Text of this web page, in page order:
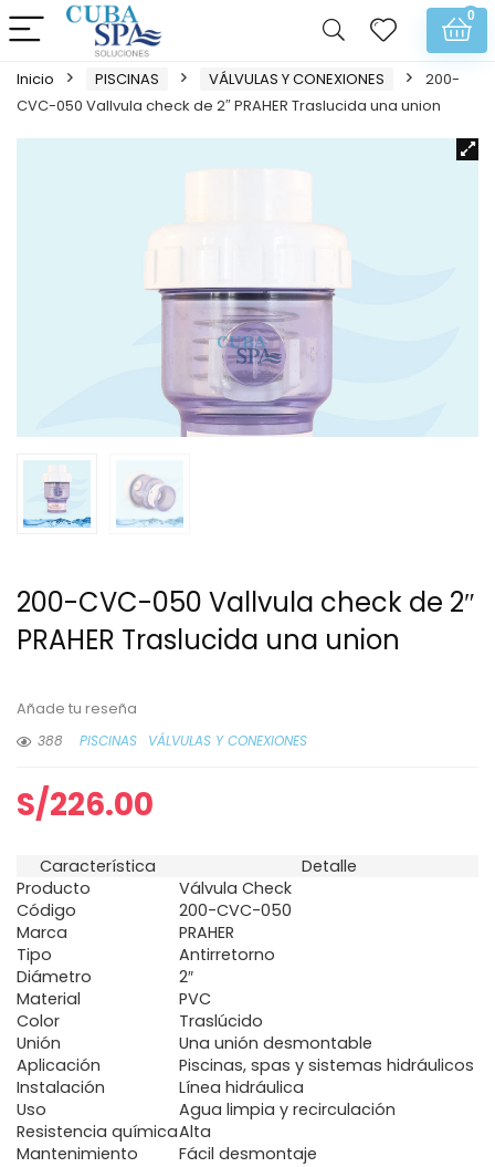
0
Inicio PISCINAS VÁLVULAS Y CONEXIONES
200-
CVC-050 Vallvula check de 2″ PRAHER Traslucida una union
200-CVC-050 Vallvula check de 2″
PRAHER Traslucida una union
Añade tu reseña
388
PISCINAS VÁLVULAS Y CONEXIONES
S/226.00
Característica
Detalle
Producto
Válvula Check
Código
200-CVC-050
Marca
PRAHER
Tipo
Antirretorno
Diámetro
2″
Material
PVC
Color
Traslúcido
Unión
Una unión desmontable
Aplicación
Piscinas, spas y sistemas hidráulicos
Instalación
Línea hidráulica
Uso
Agua limpia y recirculación
Resistencia químicaAlta
Mantenimiento
Fácil desmontaje